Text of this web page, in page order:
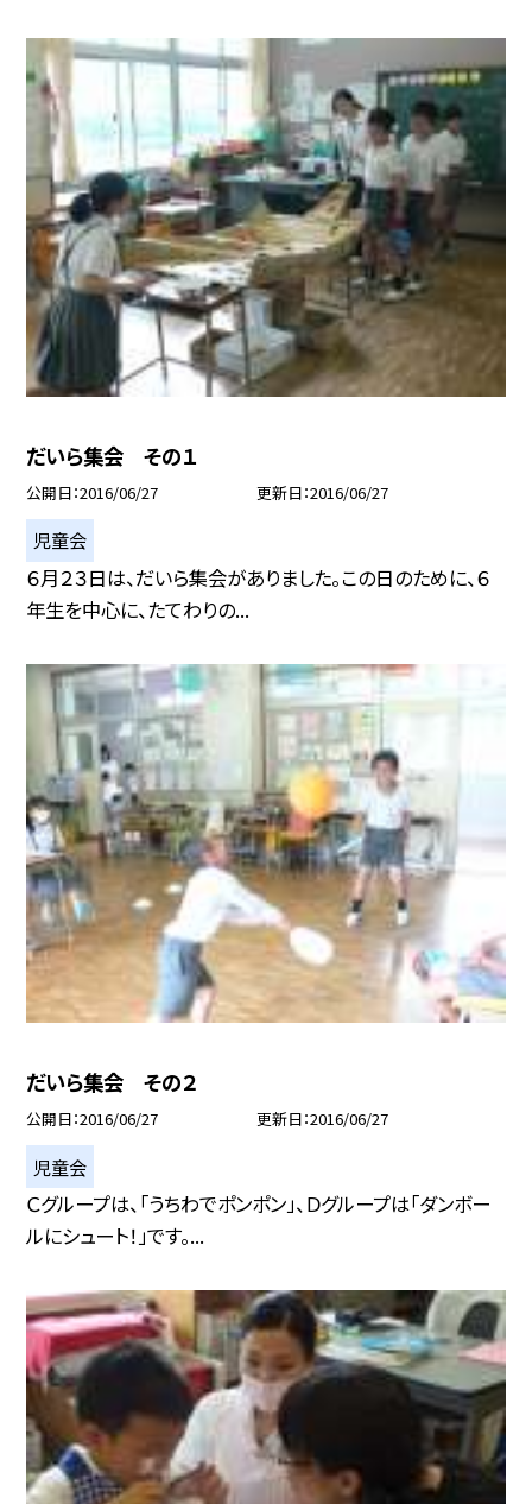
だいら集会 その１
公開日 2016/06/27 更新日 2016/06/27
児童会
６月２３日は、だいら集会がありました。この日のために、６
年生を中心に、たてわりの...
だいら集会 その２
公開日 2016/06/27 更新日 2016/06/27
児童会
Ｃグループは、「うちわでポンポン」、Ｄグループは「ダンボー
ルにシュート！」です。...